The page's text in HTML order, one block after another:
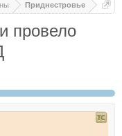
Приднестровье
провело